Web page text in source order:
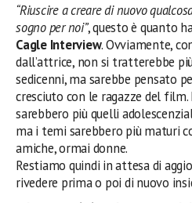
“Riuscire a creare di nuovo
sogno per noi”, questo è quanto
Cagle Interview. Ovviamente,
dall’attrice, non si tratterebbe
sedicenni, ma sarebbe pensato
cresciuto con le ragazze del
sarebbero più quelli
ma i temi sarebbero più maturi
amiche, ormai donne.
Restiamo quindi in attesa di
rivedere prima o poi di nuovo